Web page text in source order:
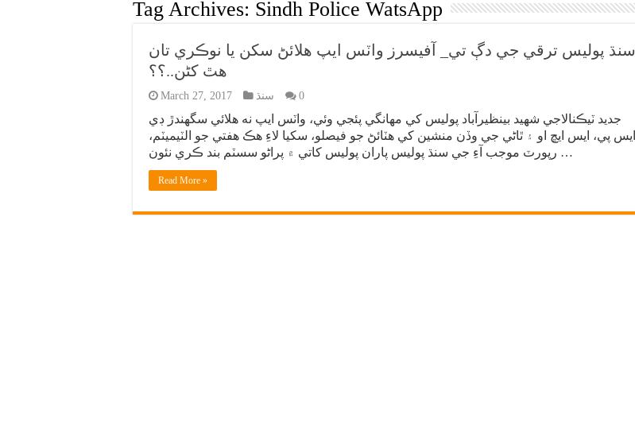
Tag Archives: Sindh Police WatsApp
سنڌ پوليس ترقي جي دڳ تي_ آفيسرز واٽس ايپ هلائڻ سکن يا نوڪري تان
هٿ کڻن..؟؟
March 27, 2017 سنڌ 0
جديد ٽيڪنالاجي شھيد بينظيرآباد پوليس کي مھانگي پئجي وئي، واٽس ايپ نه ھلائي سگهندڙ ڊي
ايس پي، ايس ايڇ او ۽ ٿاڻي جي وڏن منشين کي ھٽائڻ جو فيصلو، سکيا لاءِ ھڪ ھفتي جو الٽيميٽم،
رپورٽ موجب آءِ جي سنڌ پوليس پاران پوليس کاتي ۾ پراڻو سسٽم بند ڪري نئون …
Read More »